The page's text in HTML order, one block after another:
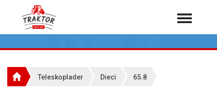
Home
Über 7.000 Testberichte
Teleskoplader Dieci 65.8